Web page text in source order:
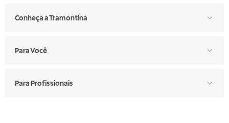
Conheça a Tramontina
Para Você
Para Profissionais